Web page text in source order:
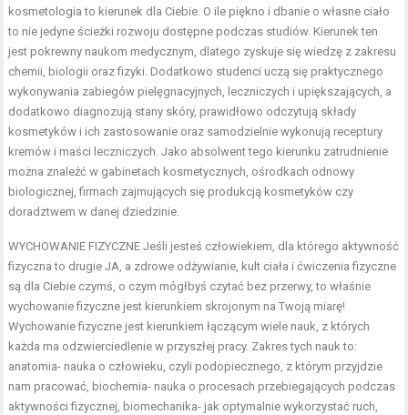
kosmetologia to kierunek dla Ciebie. O ile piękno i dbanie o własne ciało
to nie jedyne ścieżki rozwoju dostępne podczas studiów. Kierunek ten
jest pokrewny naukom medycznym, dlatego zyskuje się wiedzę z zakresu
chemii, biologii oraz fizyki. Dodatkowo studenci uczą się praktycznego
wykonywania zabiegów pielęgnacyjnych, leczniczych i upiększających, a
dodatkowo diagnozują stany skóry, prawidłowo odczytują składy
kosmetyków i ich zastosowanie oraz samodzielnie wykonują receptury
kremów i maści leczniczych. Jako absolwent tego kierunku zatrudnienie
można znaleźć w gabinetach kosmetycznych, ośrodkach odnowy
biologicznej, firmach zajmujących się produkcją kosmetyków czy
doradztwem w danej dziedzinie.
WYCHOWANIE FIZYCZNE Jeśli jesteś człowiekiem, dla którego aktywność
fizyczna to drugie JA, a zdrowe odżywianie, kult ciała i ćwiczenia fizyczne
są dla Ciebie czymś, o czym mógłbyś czytać bez przerwy, to właśnie
wychowanie fizyczne jest kierunkiem skrojonym na Twoją miarę!
Wychowanie fizyczne jest kierunkiem łączącym wiele nauk, z których
każda ma odzwierciedlenie w przyszłej pracy. Zakres tych nauk to:
anatomia- nauka o człowieku, czyli podopiecznego, z którym przyjdzie
nam pracować, biochemia- nauka o procesach przebiegających podczas
aktywności fizycznej, biomechanika- jak optymalnie wykorzystać ruch,